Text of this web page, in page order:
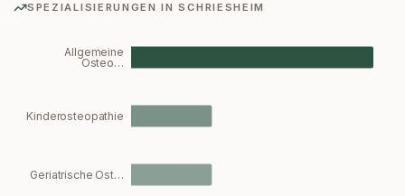
SPEZIALISIERUNGEN INSCHRIESHEIM
Allgemeine
Osteo…
Kinderosteopathie
Geriatrische Ost…